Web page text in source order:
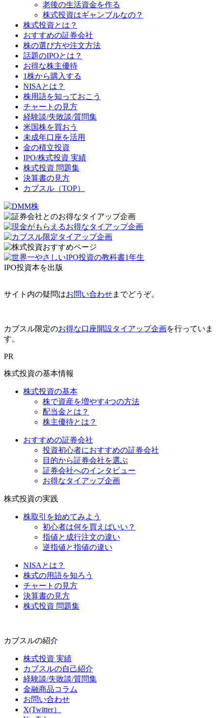
老後の生活資金を作る
株式投資はギャンブルなの？
株式投資とは？
おすすめの証券会社
株の選び方や注文方法
話題のIPOとは？
お得な株主優待
1株から購入する
NISAとは？
株用語を知っておこう
チャートの見方
経験談/失敗談/質問集
米国株を買おう
未成年口座を活用
金の積立投資
IPO/株式投資 実績
株式投資 問題集
決算書の見方
カブスル（TOP）
IPO投資本を出版
サイト内の疑問はお問い合わせまでどうぞ。
カブスル限定のお得な口座開設タイアップ企画を行っていま
す。
PR
株式投資の基本情報
株式投資の基本
株で資産を増やす4つの方法
配当金とは？
株主優待とは？
おすすめの証券会社
投資初心者におすすめの証券会社
目的から証券会社を選ぶ
証券会社へのインタビュー
お得なタイアップ企画
株式投資の実践
株取引を始めてみよう
初心者は何を買えばいい？
指値と成行注文の違い
逆指値と指値の違い
NISAとは？
株式の用語を知ろう
チャートの見方
決算書の見方
株式投資 問題集
カブスルの紹介
株式投資 実績
カブスルの自己紹介
経験談/失敗談/質問集
金融商品コラム
お問い合わせ
X(Twitter）